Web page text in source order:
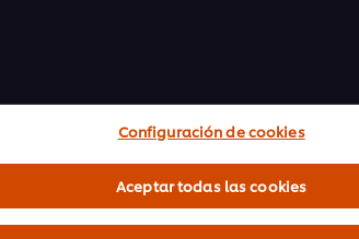
Configuración de cookies
Aceptar todas las cookies